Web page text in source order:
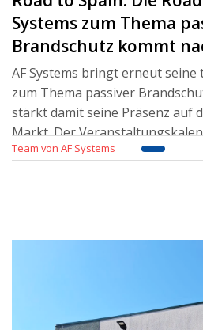
Systems zum Thema
Brandschutz kommt
AF Systems bringt erneut seine
zum Thema passiver
stärkt damit seine Präsenz auf
Markt. Der
wichtigsten spanischen Städte
Team von AF Systems